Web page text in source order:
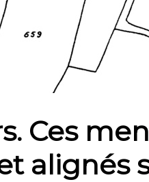
Ces
alignés